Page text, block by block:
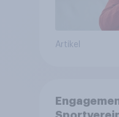
Artikel